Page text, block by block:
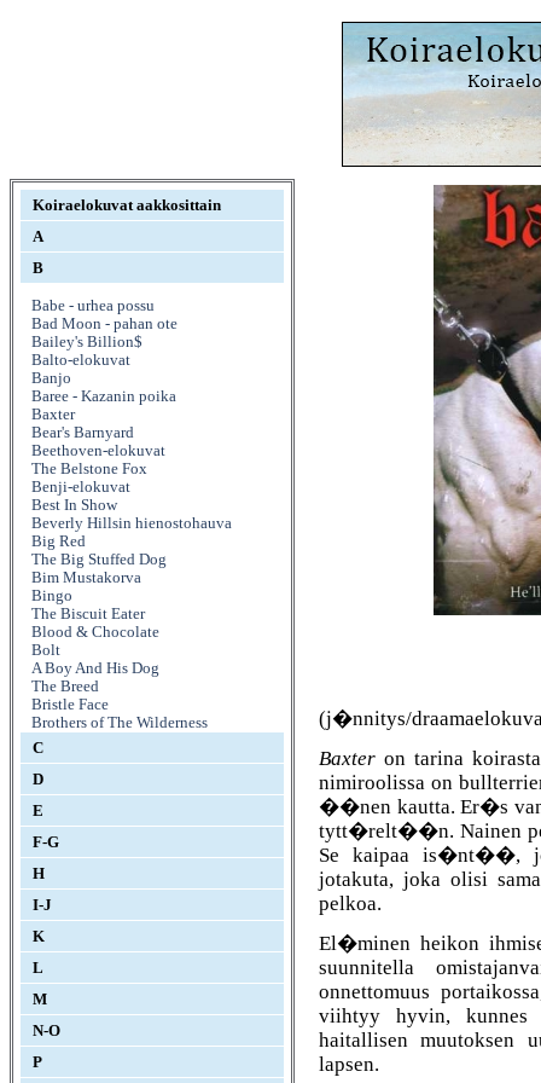
Koiraelokuvat aakkosittain
A
B
Babe - urhea possu
Bad Moon - pahan ote
Bailey's Billion$
Balto-elokuvat
Banjo
Baree - Kazanin poika
Baxter
Bear's Barnyard
Beethoven-elokuvat
The Belstone Fox
Benji-elokuvat
Best In Show
Beverly Hillsin hienostohauva
Big Red
The Big Stuffed Dog
Bim Mustakorva
Bingo
The Biscuit Eater
Blood & Chocolate
Bolt
A Boy And His Dog
The Breed
Bristle Face
Brothers of The Wilderness
C
D
E
F-G
H
I-J
K
L
M
N-O
P
(j�nnitys/
Baxter on tarina
nimiroolissa on
��nen kautta. Er�s
tytt�relt��n. Nainen
Se kaipaa is�nt��,
jotakuta, joka olisi
pelkoa.
El�minen heikon
suunnitella
onnettomuus
viihtyy hyvin, kunnes
haitallisen
lapsen.